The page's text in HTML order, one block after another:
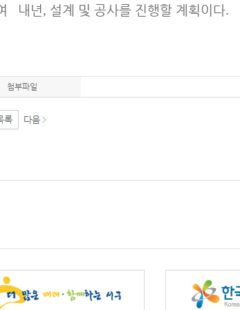
내년, 설계 및 공사를 진행할 계획이다.
첨부파일